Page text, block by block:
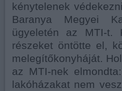
kénytelenek
Baranya Megyei
ügyeletén az MTI-t.
részeket öntötte el,
melegítőkonyháját.
az MTI-nek
lakóházakat nem